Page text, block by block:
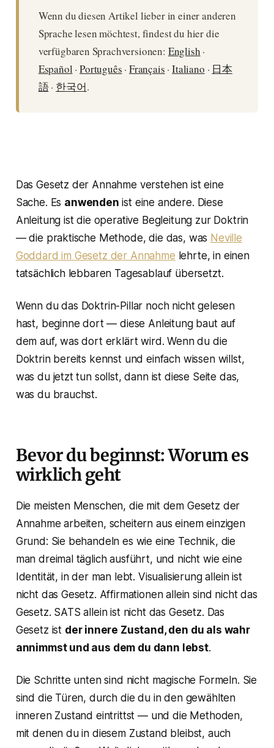
Wenn du diesen Artikel lieber in einer anderen
Sprache lesen möchtest, findest du hier die
verfügbaren Sprachversionen: English ·
Español ·Português · Français ·Italiano · 日本
語· 한국어.
Das Gesetz der Annahme verstehen ist eine
Sache. Es anwenden ist eine andere. Diese
Anleitung ist die operative Begleitung zur Doktrin
— die praktische Methode, die das, was Neville
Goddard im Gesetz der Annahme lehrte, in einen
tatsächlich lebbaren Tagesablauf übersetzt.
Wenn du das Doktrin-Pillar noch nicht gelesen
hast, beginne dort — diese Anleitung baut auf
dem auf, was dort erklärt wird. Wenn du die
Doktrin bereits kennst und einfach wissen willst,
was du jetzt tun sollst, dann ist diese Seite das,
was du brauchst.
Bevor du beginnst: Worum es
wirklich geht
Die meisten Menschen, die mit dem Gesetz der
Annahme arbeiten, scheitern aus einem einzigen
Grund: Sie behandeln es wie eine Technik, die
man dreimal täglich ausführt, und nicht wie eine
Identität, in der man lebt. Visualisierung allein ist
nicht das Gesetz. Affirmationen allein sind nicht das
Gesetz. SATS allein ist nicht das Gesetz. Das
Gesetz ist der innere Zustand, den du als wahr
annimmst und aus dem du dann lebst.
Die Schritte unten sind nicht magische Formeln. Sie
sind die Türen, durch die du in den gewählten
inneren Zustand eintrittst — und die Methoden,
mit denen du in diesem Zustand bleibst, auch